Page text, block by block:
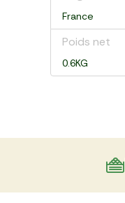
France
Poids net
0.6KG